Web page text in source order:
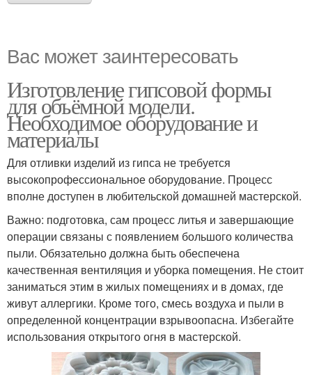
Вас может заинтересовать
Изготовление гипсовой формы
для объёмной модели.
Необходимое оборудование и
материалы
Для отливки изделий из гипса не требуется
высокопрофессиональное оборудование. Процесс
вполне доступен в любительской домашней мастерской.
Важно: подготовка, сам процесс литья и завершающие
операции связаны с появлением большого количества
пыли. Обязательно должна быть обеспечена
качественная вентиляция и уборка помещения. Не стоит
заниматься этим в жилых помещениях и в домах, где
живут аллергики. Кроме того, смесь воздуха и пыли в
определенной концентрации взрывоопасна. Избегайте
использования открытого огня в мастерской.